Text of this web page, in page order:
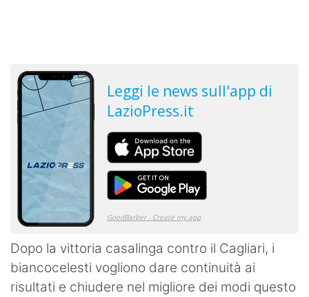
Dopo la vittoria casalinga contro il Cagliari, i
biancocelesti vogliono dare continuità ai
risultati e chiudere nel migliore dei modi questo